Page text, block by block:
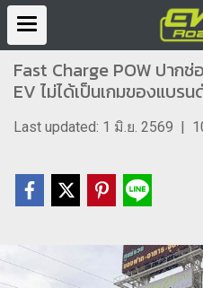
Fast Charge POW ปากช่
EV ไม่ได้เป็นเกมของแบร
Last updated: 1 มิ.ย. 2569 |